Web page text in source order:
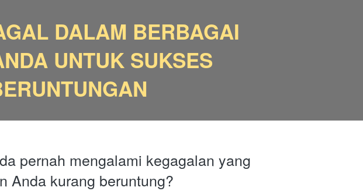
DALAM BERBAGAI
UNTUK SUKSES
pernah mengalami kegagalan yang
Anda kurang beruntung?